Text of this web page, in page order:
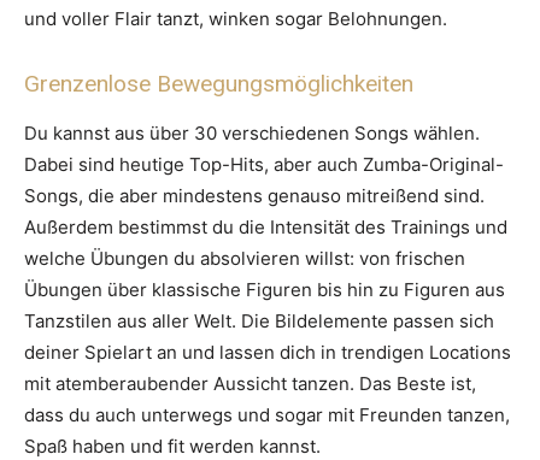
und voller Flair tanzt, winken sogar Belohnungen.
Grenzenlose Bewegungsmöglichkeiten
Du kannst aus über 30 verschiedenen Songs wählen.
Dabei sind heutige Top-Hits, aber auch Zumba-Original-
Songs, die aber mindestens genauso mitreißend sind.
Außerdem bestimmst du die Intensität des Trainings und
welche Übungen du absolvieren willst: von frischen
Übungen über klassische Figuren bis hin zu Figuren aus
Tanzstilen aus aller Welt. Die Bildelemente passen sich
deiner Spielart an und lassen dich in trendigen Locations
mit atemberaubender Aussicht tanzen. Das Beste ist,
dass du auch unterwegs und sogar mit Freunden tanzen,
Spaß haben und fit werden kannst.